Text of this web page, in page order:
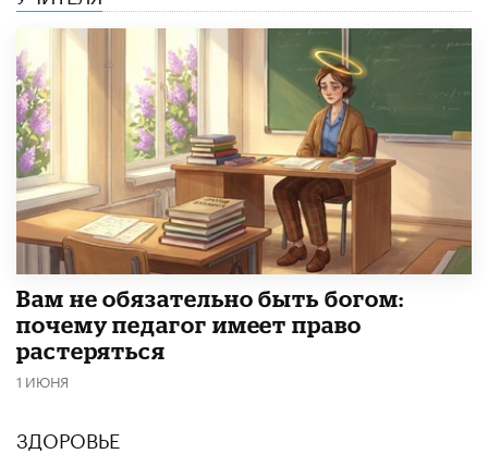
​Вам не обязательно быть богом:
почему педагог имеет право
растеряться
1 ИЮНЯ
ЗДОРОВЬЕ